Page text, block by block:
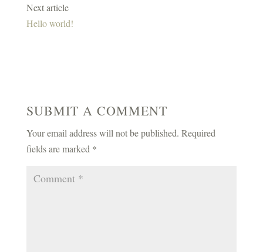
Next article
Hello world!
SUBMIT A COMMENT
Your email address will not be published. Required
fields are marked *